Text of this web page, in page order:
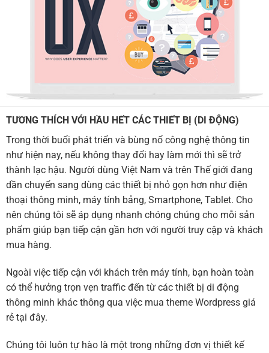
TƯƠNG THÍCH VỚI HẦU HẾT CÁC THIẾT BỊ (DI ĐỘNG)
Trong thời buổi phát triển và bùng nổ công nghệ thông tin
như hiện nay, nếu không thay đổi hay làm mới thì sẽ trở
thành lạc hậu. Người dùng Việt Nam và trên Thế giới đang
dần chuyển sang dùng các thiết bị nhỏ gọn hơn như điện
thoại thông minh, máy tính bảng, Smartphone, Tablet. Cho
nên chúng tôi sẽ áp dụng nhanh chóng chúng cho mỗi sản
phẩm giúp bạn tiếp cận gần hơn với người truy cập và khách
mua hàng.
Ngoài việc tiếp cận với khách trên máy tính, bạn hoàn toàn
có thể hưởng trọn vẹn traffic đến từ các thiết bị di động
thông minh khác thông qua việc mua theme Wordpress giá
rẻ tại đây.
Chúng tôi luôn tự hào là một trong những đơn vị thiết kế